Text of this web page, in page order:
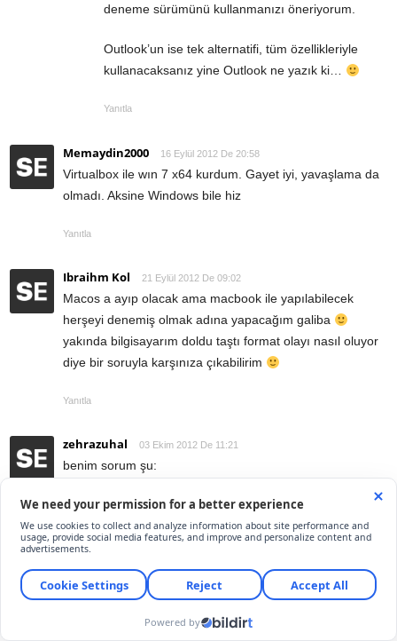
deneme sürümünü kullanmanızı öneriyorum.
Outlook’un ise tek alternatifi, tüm özellikleriyle
kullanacaksanız yine Outlook ne yazık ki…
Yanıtla
Memaydin2000 16 Eylül 2012 De 20:58
Virtualbox ile wın 7 x64 kurdum. Gayet iyi, yavaşlama da
olmadı. Aksine Windows bile hiz
Yanıtla
Ibraihm Kol 21 Eylül 2012 De 09:02
Macos a ayıp olacak ama macbook ile yapılabilecek
herşeyi denemiş olmak adına yapacağım galiba
yakında bilgisayarım doldu taştı format olayı nasıl oluyor
diye bir soruyla karşınıza çıkabilirim
Yanıtla
zehrazuhal 03 Ekim 2012 De 11:21
benim sorum şu:
ısrarlı gibi, sebep olarak da virüslerden bahsetmiş
benim de işyeri dolayısıyla outlook kullanma ihtiyacım var.
ben paralel de yüklesem yine virüs riski ile karşılaşır
mıyım?
bi de deneme sürümü sona erince nasıl silebilirim,sorun